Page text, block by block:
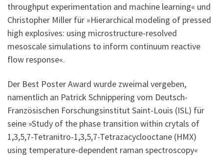
throughput experimentation and machine learning« und
Christopher Miller für »Hierarchical modeling of pressed
high explosives: using microstructure-resolved
mesoscale simulations to inform continuum reactive
flow response«.
Der Best Poster Award wurde zweimal vergeben,
namentlich an Patrick Schnippering vom Deutsch-
Französischen Forschungsinstitut Saint-Louis (ISL) für
seine »Study of the phase transition within crytals of
1,3,5,7-Tetranitro-1,3,5,7-Tetrazacyclooctane (HMX)
using temperature-dependent raman spectroscopy«